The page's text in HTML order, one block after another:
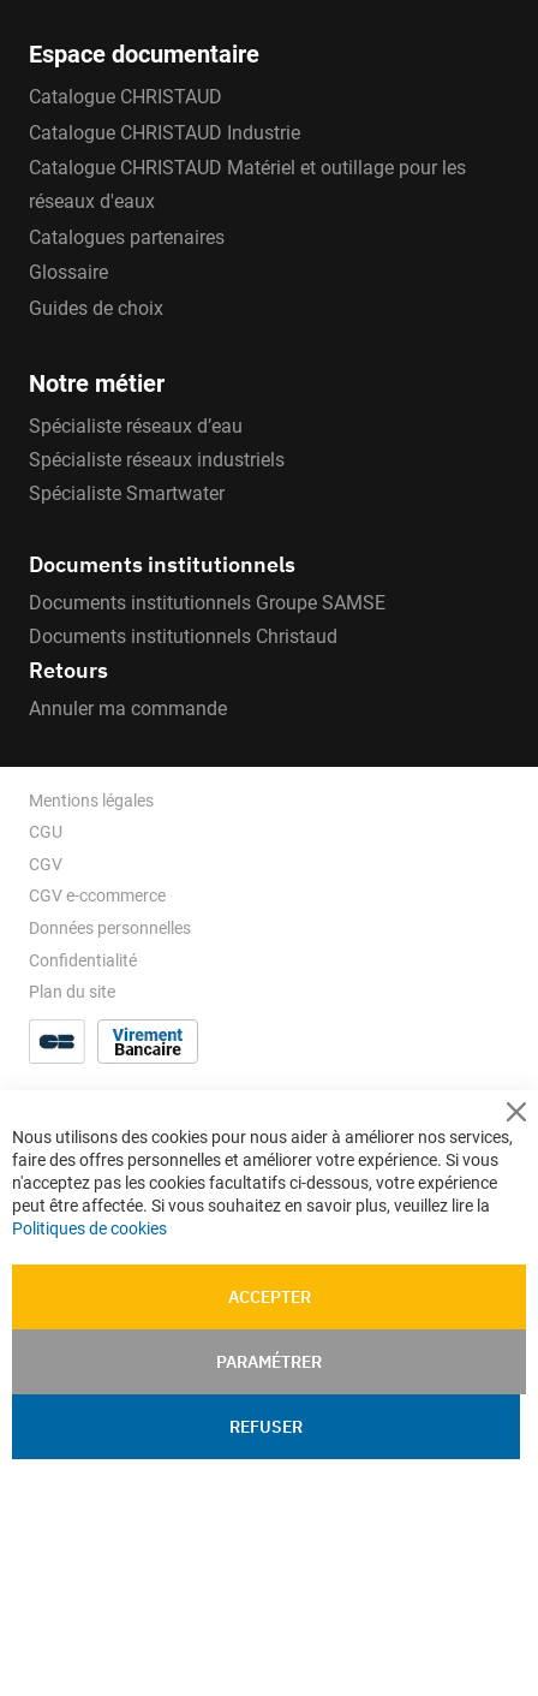
Espace documentaire
Catalogue CHRISTAUD
Catalogue CHRISTAUD Industrie
Catalogue CHRISTAUD Matériel et outillage pour les
réseaux d'eaux
Catalogues partenaires
Glossaire
Guides de choix
Notre métier
Spécialiste réseaux d’eau
Spécialiste réseaux industriels
Spécialiste Smartwater
Documents institutionnels
Documents institutionnels Groupe SAMSE
Documents institutionnels Christaud
Retours
Annuler ma commande
Mentions légales
CGU
CGV
CGV e-ccommerce
Données personnelles
Confidentialité
Plan du site
Nous utilisons des cookies pour nous aider à améliorer nos services,
faire des offres personnelles et améliorer votre expérience. Si vous
n'acceptez pas les cookies facultatifs ci-dessous, votre expérience
peut être affectée. Si vous souhaitez en savoir plus, veuillez lire la
Politiques de cookies
ACCEPTER
PARAMÉTRER
REFUSER